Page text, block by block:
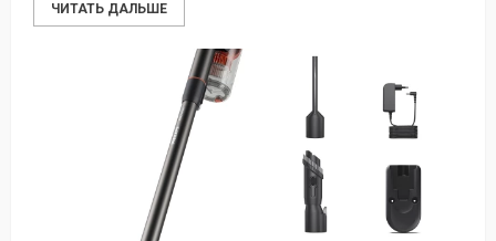
ЧИТАТЬ ДАЛЬШЕ